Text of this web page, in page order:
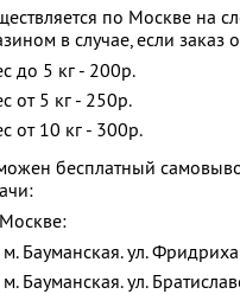
по Москве на
в случае, если
до 5 кг - 200р.
от 5 кг - 250р.
от 10 кг - 300р.
бесплатный
м. Бауманская. ул.
м. Бауманская. ул.